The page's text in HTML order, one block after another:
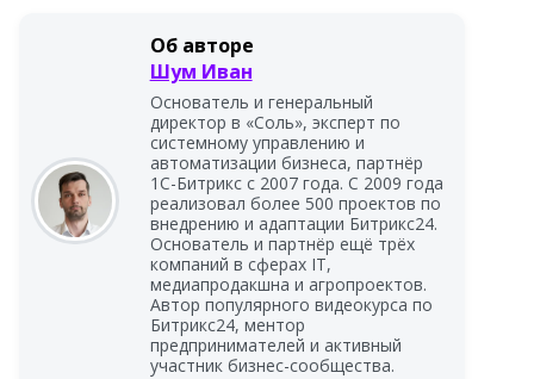
Об авторе
Шум Иван
Основатель и генеральный
директор в «Соль», эксперт по
системному управлению и
автоматизации бизнеса, партнёр
1С-Битрикс с 2007 года. С 2009 года
реализовал более 500 проектов по
внедрению и адаптации Битрикс24.
Основатель и партнёр ещё трёх
компаний в сферах IT,
медиапродакшна и агропроектов.
Автор популярного видеокурса по
Битрикс24, ментор
предпринимателей и активный
участник бизнес-сообщества.